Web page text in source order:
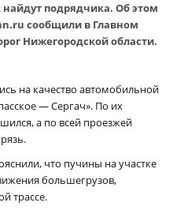
найдут подрядчика. Об этом
сообщили в Главном
Нижегородской области.
на качество автомобильной
— Сергач». По их
а по всей проезжей
что пучины на участке
большегрузов,
трассе.